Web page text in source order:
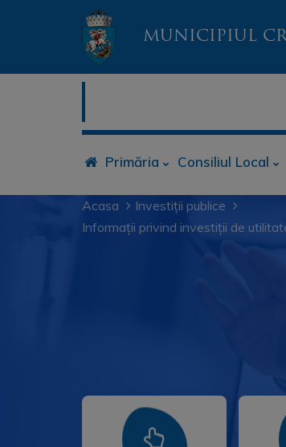
MUNICIPIUL
Primăria Consiliul Local
Acasa
Investiții publice
Informații privind investiții de
Mai Mult